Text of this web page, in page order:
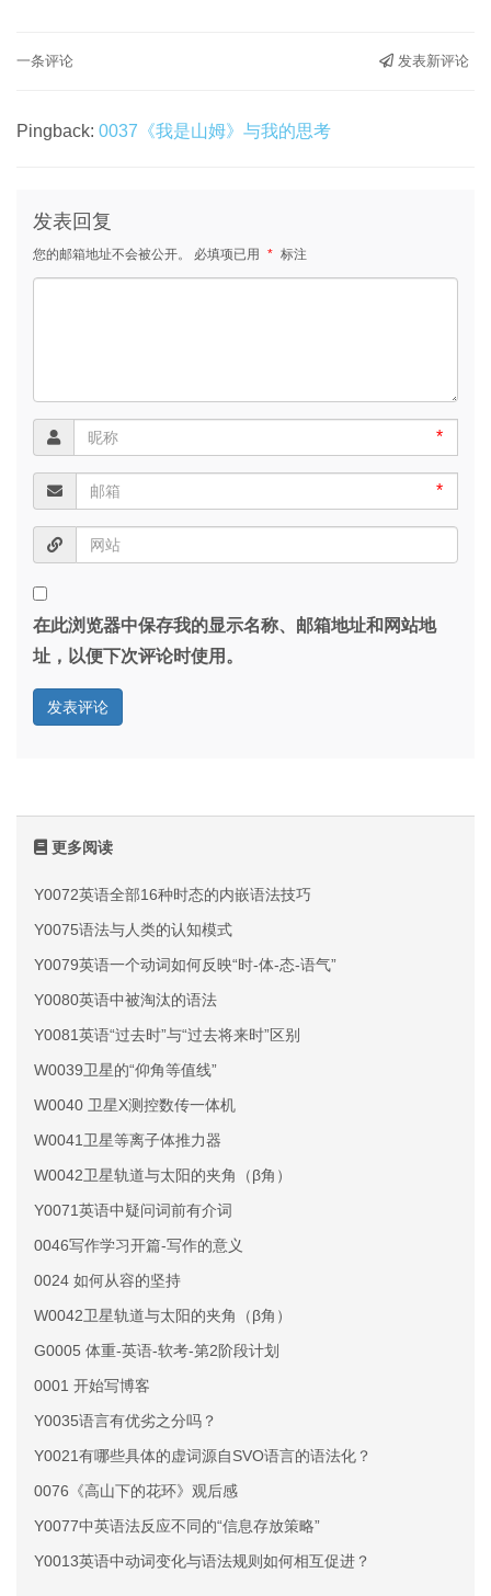
一条评论 发表新评论
Pingback: 0037《我是山姆》与我的思考
发表回复
您的邮箱地址不会被公开。 必填项已用 * 标注
*
*
在此浏览器中保存我的显示名称、邮箱地址和网站地
址，以便下次评论时使用。
更多阅读
Y0072英语全部16种时态的内嵌语法技巧
Y0075语法与人类的认知模式
Y0079英语一个动词如何反映“时-体-态-语气”
Y0080英语中被淘汰的语法
Y0081英语“过去时”与“过去将来时”区别
W0039卫星的“仰角等值线”
W0040 卫星X测控数传一体机
W0041卫星等离子体推力器
W0042卫星轨道与太阳的夹角（β角）
Y0071英语中疑问词前有介词
0046写作学习开篇-写作的意义
0024 如何从容的坚持
W0042卫星轨道与太阳的夹角（β角）
G0005 体重-英语-软考-第2阶段计划
0001 开始写博客
Y0035语言有优劣之分吗？
Y0021有哪些具体的虚词源自SVO语言的语法化？
0076《高山下的花环》观后感
Y0077中英语法反应不同的“信息存放策略”
Y0013英语中动词变化与语法规则如何相互促进？